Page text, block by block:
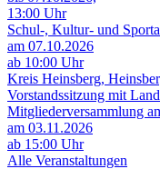
13:00 Uhr
Schul-, Kultur- und
am 07.10.2026
ab 10:00 Uhr
Kreis Heinsberg,
Vorstandssitzung mit
Mitgliederversammlung
am 03.11.2026
ab 15:00 Uhr
Alle Veranstaltungen